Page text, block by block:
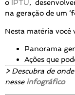
o IPTU,
na geração de um
Nesta matéria você
Panorama
Ações que
> Descubra de
nesse infográfico